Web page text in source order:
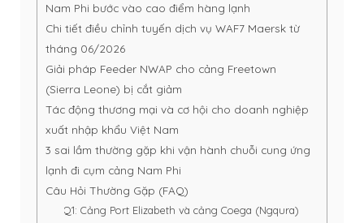
Nam Phi bước vào cao điểm hàng lạnh
Chi tiết điều chỉnh tuyến dịch vụ WAF7 Maersk từ
tháng 06/2026
Giải pháp Feeder NWAP cho cảng Freetown
(Sierra Leone) bị cắt giảm
Tác động thương mại và cơ hội cho doanh nghiệp
xuất nhập khẩu Việt Nam
3 sai lầm thường gặp khi vận hành chuỗi cung ứng
lạnh đi cụm cảng Nam Phi
Câu Hỏi Thường Gặp (FAQ)
Q1: Cảng Port Elizabeth và cảng Coega (Ngqura)